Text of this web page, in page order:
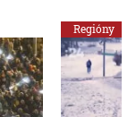
Regióny